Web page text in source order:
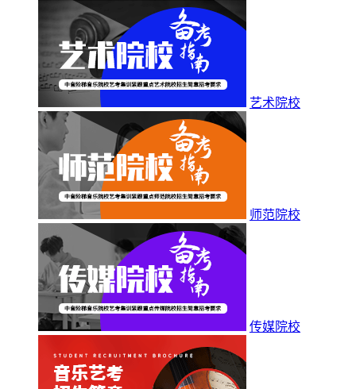
艺术院校
师范院校
传媒院校